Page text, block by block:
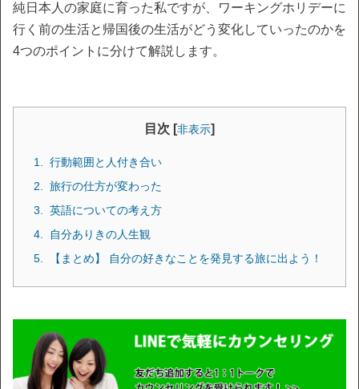
純日本人の家庭に育った私ですが、ワーキングホリデーに
行く前の生活と帰国後の生活がどう変化していったのかを
4つのポイントに分けて解説します。
目次 [非表示]
行動範囲と人付き合い
旅行の仕方が変わった
英語についての考え方
自分ありきの人生観
【まとめ】 自分の好きなことを発見する旅に出よう！